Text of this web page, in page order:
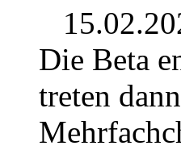
Die Beta
treten